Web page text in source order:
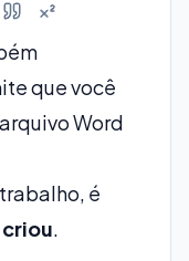
que você
Word
é
.